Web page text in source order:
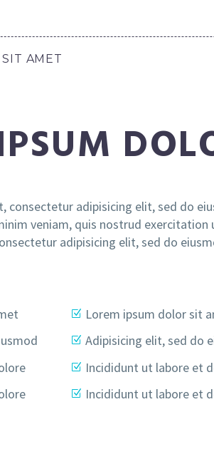
AMET
consectetur adipisicing elit, sed do
veniam, quis nostrud
adipisicing elit, sed do
Lorem ipsum dolor sit
Adipisicing elit, sed do
Incididunt ut labore et
Incididunt ut labore et